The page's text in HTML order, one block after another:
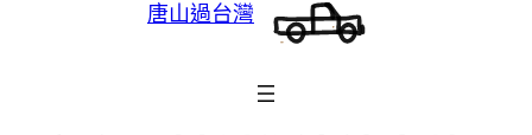
唐山過台灣